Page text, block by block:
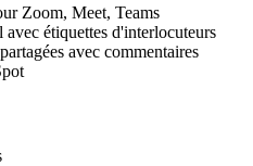
Zoom, Meet, Teams
étiquettes d'interlocuteurs
avec commentaires